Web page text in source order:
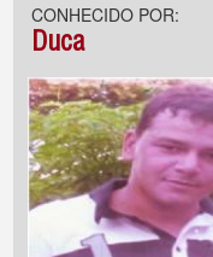
CONHECIDO POR:
Duca